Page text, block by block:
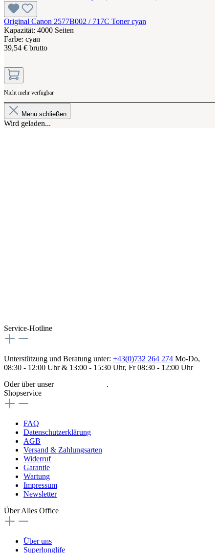
Original Canon 2577B002 / 717C Toner cyan
Kapazität: 4000 Seiten
Farbe: cyan
39,54 € brutto
Nicht mehr verfügbar
Menü schließen
Wird geladen...
Service-Hotline
Unterstützung und Beratung unter: +43(0)732 264 274 Mo-Do,
08:30 - 12:00 Uhr & 13:00 - 15:30 Uhr, Fr 08:30 - 12:00 Uhr
Oder über unser
.
Shopservice
FAQ
Datenschutzerklärung
AGB
Versand & Zahlungsarten
Widerruf
Garantie
Wartung
Impressum
Newsletter
Über Alles Office
Über uns
Superlonglife